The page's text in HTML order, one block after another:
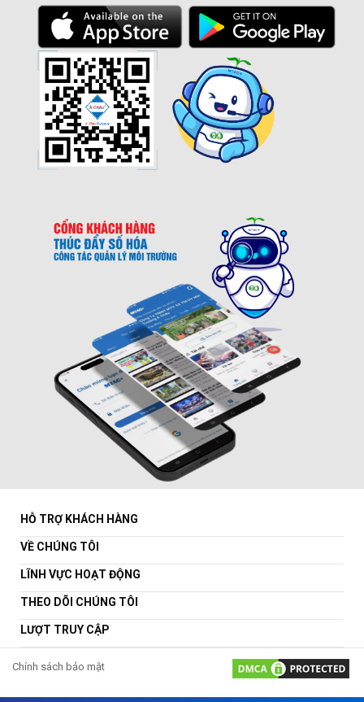
HỖ TRỢ KHÁCH HÀNG
VỀ CHÚNG TÔI
LĨNH VỰC HOẠT ĐỘNG
THEO DÕI CHÚNG TÔI
LƯỢT TRUY CẬP
Chính sách bảo mật